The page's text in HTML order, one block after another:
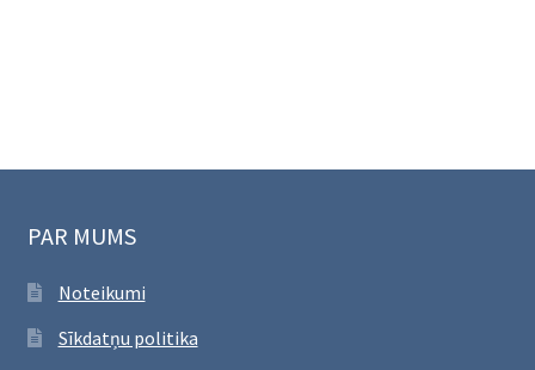
PAR MUMS
Noteikumi
Sīkdatņu politika